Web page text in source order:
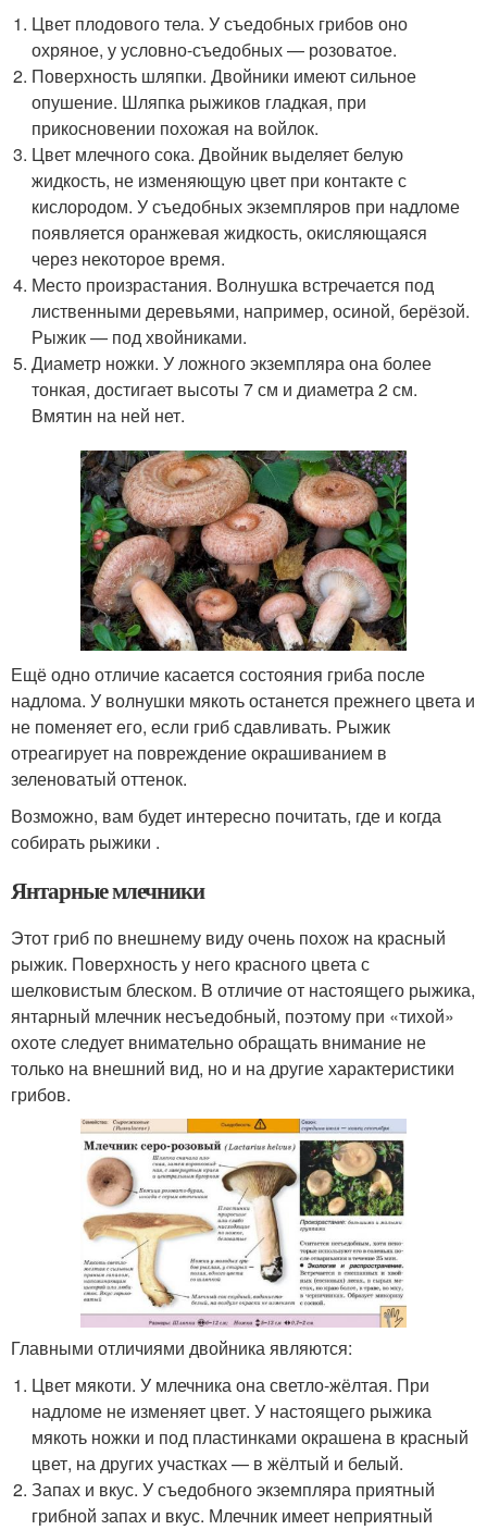
Цвет плодового тела. У съедобных грибов оно
охряное, у условно-съедобных — розоватое.
Поверхность шляпки. Двойники имеют сильное
опушение. Шляпка рыжиков гладкая, при
прикосновении похожая на войлок.
Цвет млечного сока. Двойник выделяет белую
жидкость, не изменяющую цвет при контакте с
кислородом. У съедобных экземпляров при надломе
появляется оранжевая жидкость, окисляющаяся
через некоторое время.
Место произрастания. Волнушка встречается под
лиственными деревьями, например, осиной, берёзой.
Рыжик — под хвойниками.
Диаметр ножки. У ложного экземпляра она более
тонкая, достигает высоты 7 см и диаметра 2 см.
Вмятин на ней нет.
Ещё одно отличие касается состояния гриба после
надлома. У волнушки мякоть останется прежнего цвета и
не поменяет его, если гриб сдавливать. Рыжик
отреагирует на повреждение окрашиванием в
зеленоватый оттенок.
Возможно, вам будет интересно почитать, где и когда
собирать рыжики .
Янтарные млечники
Этот гриб по внешнему виду очень похож на красный
рыжик. Поверхность у него красного цвета с
шелковистым блеском. В отличие от настоящего рыжика,
янтарный млечник несъедобный, поэтому при «тихой»
охоте следует внимательно обращать внимание не
только на внешний вид, но и на другие характеристики
грибов.
Главными отличиями двойника являются:
Цвет мякоти. У млечника она светло-жёлтая. При
надломе не изменяет цвет. У настоящего рыжика
мякоть ножки и под пластинками окрашена в красный
цвет, на других участках — в жёлтый и белый.
Запах и вкус. У съедобного экземпляра приятный
грибной запах и вкус. Млечник имеет неприятный